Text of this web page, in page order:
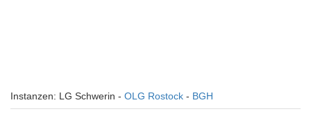
Instanzen: LG Schwerin - OLG Rostock - BGH